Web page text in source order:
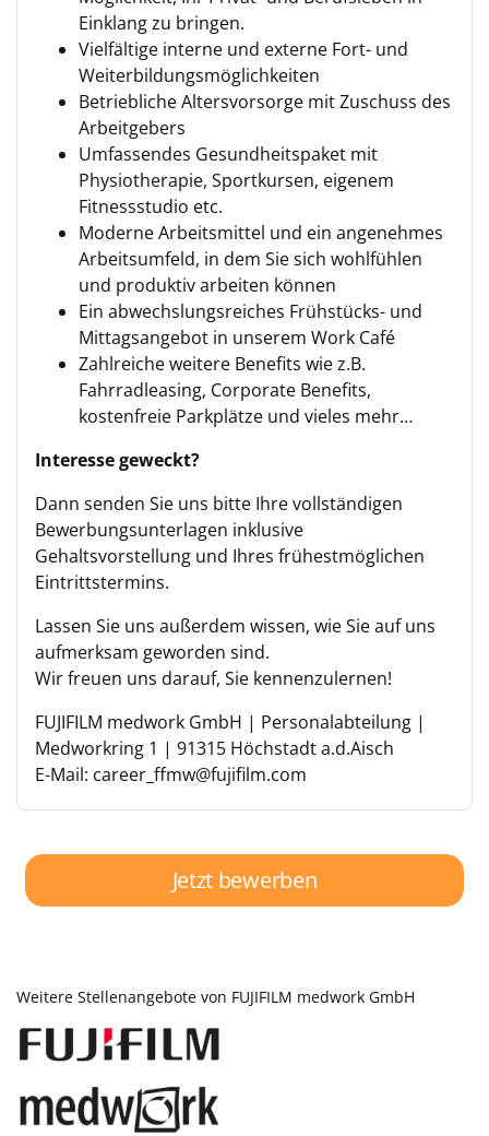
Einklang zu bringen.
Vielfältige interne und externe Fort- und
Weiterbildungsmöglichkeiten
Betriebliche Altersvorsorge mit Zuschuss des
Arbeitgebers
Umfassendes Gesundheitspaket mit
Physiotherapie, Sportkursen, eigenem
Fitnessstudio etc.
Moderne Arbeitsmittel und ein angenehmes
Arbeitsumfeld, in dem Sie sich wohlfühlen
und pro­duktiv arbeiten können
Ein abwechslungsreiches Frühstücks- und
Mittagsangebot in unserem Work Café
Zahlreiche weitere Benefits wie z.B.
Fahrradleasing, Corporate Benefits,
kostenfreie Parkplätze und vieles mehr…
Interesse geweckt?
Dann senden Sie uns bitte Ihre vollständigen
Bewerbungsunterlagen inklusive
Gehaltsvorstellung und Ihres frühestmöglichen
Eintrittstermins.
Lassen Sie uns außerdem wissen, wie Sie auf uns
aufmerksam geworden sind.
Wir freuen uns darauf, Sie kennenzulernen!
FUJIFILM medwork GmbH | Personalabteilung |
Medworkring 1 | 91315 Höchstadt a.d.Aisch
E-Mail: career_ffmw@fujifilm.com
Jetzt bewerben
Weitere Stellenangebote von FUJIFILM medwork GmbH